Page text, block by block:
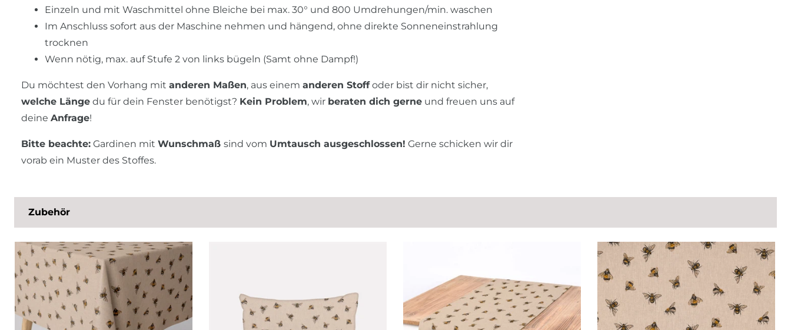
Einzeln und mit Waschmittel ohne Bleiche bei max. 30° und 800 Umdrehungen/min. waschen
Im Anschluss sofort aus der Maschine nehmen und hängend, ohne direkte Sonneneinstrahlung
trocknen
Wenn nötig, max. auf Stufe 2 von links bügeln (Samt ohne Dampf!)
Du möchtest den Vorhang mit anderen Maßen, aus einem anderen Stoffoder bist dir nicht sicher,
welche Länge du für dein Fenster benötigst? Kein Problem, wir beraten dich gerne und freuen uns auf
deine Anfrage!
Bitte beachte: Gardinen mit Wunschmaß sind vom Umtausch ausgeschlossen! Gerne schicken wir dir
vorab ein Muster des Stoffes.
Zubehör